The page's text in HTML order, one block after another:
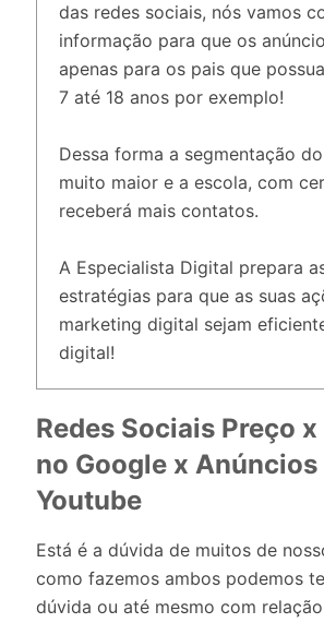
das redes sociais, nós vamos
informação para que os
apenas para os pais que
7 até 18 anos por exemplo!
Dessa forma a segmentação
muito maior e a escola, com
receberá mais contatos.
A Especialista Digital prepara
estratégias para que as suas
marketing digital sejam
digital!
Redes Sociais Preço
no Google x Anúncios
Youtube
Está é a dúvida de muitos de
como fazemos ambos podemos
dúvida ou até mesmo com